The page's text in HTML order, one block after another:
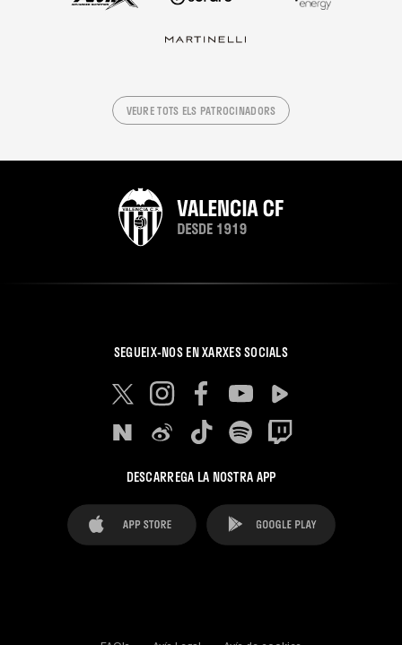
VEURE TOTS ELS PATROCINADORS
SEGUEIX-NOS EN XARXES SOCIALS
DESCARREGA LA NOSTRA APP